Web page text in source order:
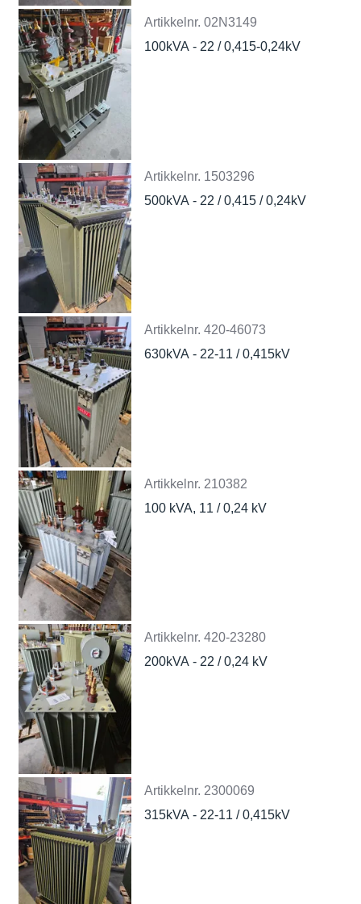
Artikkelnr. 02N3149
100kVA - 22 / 0,415-0,24kV
Artikkelnr. 1503296
500kVA - 22 / 0,415 / 0,24kV
Artikkelnr. 420-46073
630kVA - 22-11 / 0,415kV
Artikkelnr. 210382
100 kVA, 11 / 0,24 kV
Artikkelnr. 420-23280
200kVA - 22 / 0,24 kV
Artikkelnr. 2300069
315kVA - 22-11 / 0,415kV